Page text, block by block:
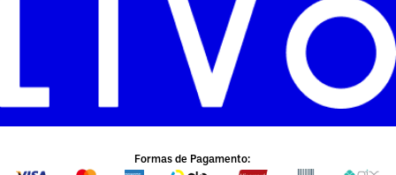
Formas de Pagamento: